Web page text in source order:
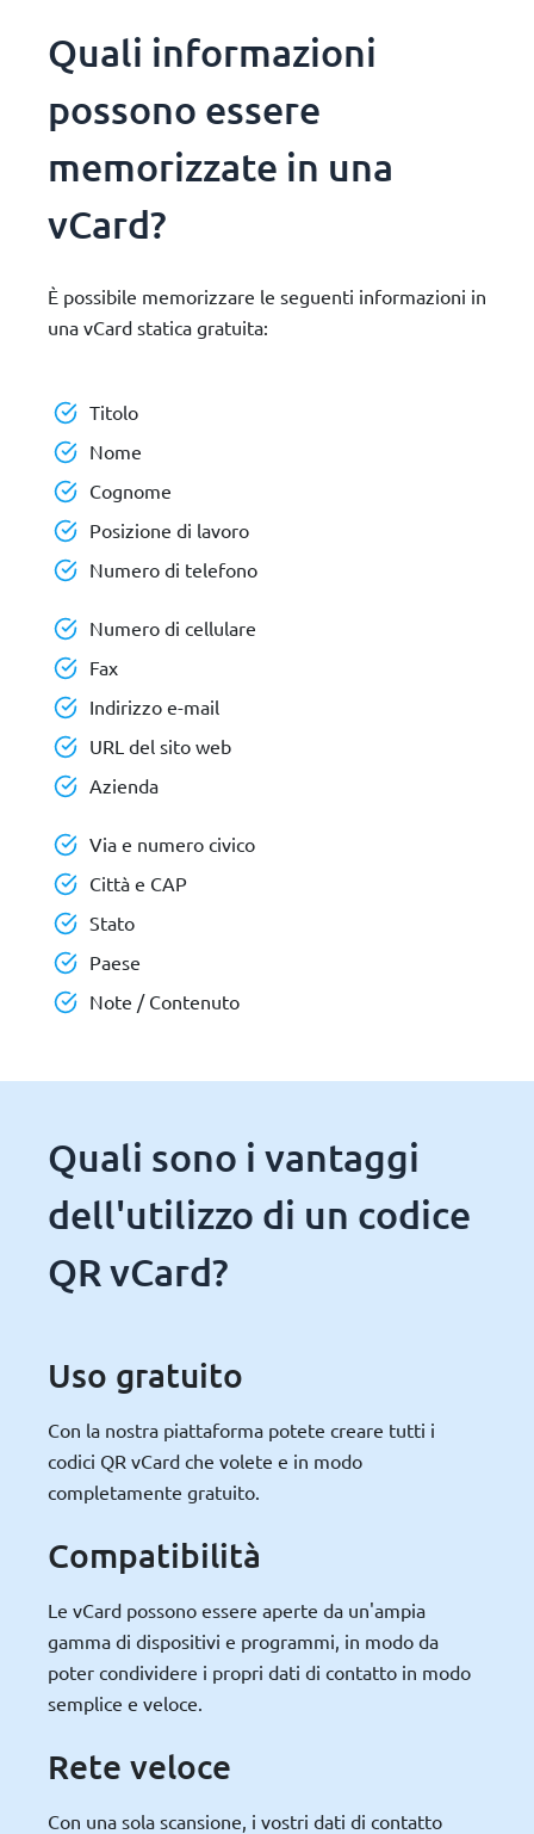
Quali informazioni
possono essere
memorizzate in una
vCard?
È possibile memorizzare le seguenti informazioni in
una vCard statica gratuita:
Titolo
Nome
Cognome
Posizione di lavoro
Numero di telefono
Numero di cellulare
Fax
Indirizzo e-mail
URL del sito web
Azienda
Via e numero civico
Città e CAP
Stato
Paese
Note / Contenuto
Quali sono i vantaggi
dell'utilizzo di un codice
QR vCard?
Uso gratuito
Con la nostra piattaforma potete creare tutti i
codici QR vCard che volete e in modo
completamente gratuito.
Compatibilità
Le vCard possono essere aperte da un'ampia
gamma di dispositivi e programmi, in modo da
poter condividere i propri dati di contatto in modo
semplice e veloce.
Rete veloce
Con una sola scansione, i vostri dati di contatto